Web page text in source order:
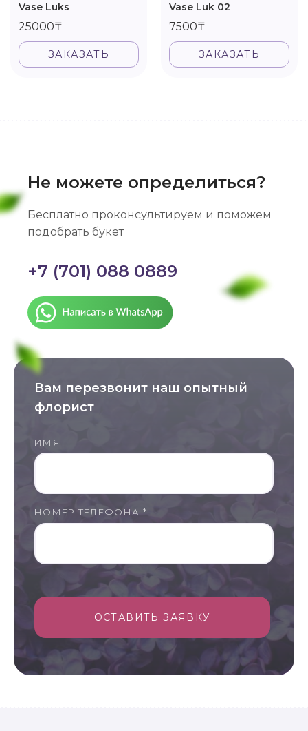
Vase Luks
25000₸
ЗАКАЗАТЬ
Vase Luk 02
7500₸
ЗАКАЗАТЬ
Не можете определиться?
Бесплатно проконсультируем и поможем
подобрать букет
+7 (701) 088 0889
Вам перезвонит наш опытный
флорист
ИМЯ
НОМЕР ТЕЛЕФОНА *
ОСТАВИТЬ ЗАЯВКУ